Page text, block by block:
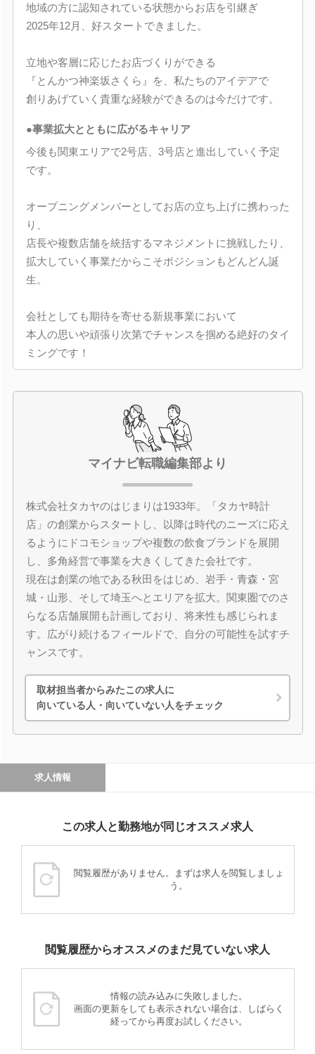
地域の方に認知されている状態からお店を引継ぎ
2025年12月、好スタートできました。
立地や客層に応じたお店づくりができる
『とんかつ神楽坂さくら』を、私たちのアイデアで
創りあげていく貴重な経験ができるのは今だけです。
●事業拡大とともに広がるキャリア
今後も関東エリアで2号店、3号店と進出していく予定
です。
オープニングメンバーとしてお店の立ち上げに携わった
り、
店長や複数店舗を統括するマネジメントに挑戦したり、
拡大していく事業だからこそポジションもどんどん誕
生。
会社としても期待を寄せる新規事業において
本人の思いや頑張り次第でチャンスを掴める絶好のタイ
ミングです！
マイナビ転職編集部より
株式会社タカヤのはじまりは1933年。「タカヤ時計
店」の創業からスタートし、以降は時代のニーズに応え
るようにドコモショップや複数の飲食ブランドを展開
し、多角経営で事業を大きくしてきた会社です。
現在は創業の地である秋田をはじめ、岩手・青森・宮
城・山形、そして埼玉へとエリアを拡大。関東圏でのさ
らなる店舗展開も計画しており、将来性も感じられま
す。広がり続けるフィールドで、自分の可能性を試すチ
ャンスです。
取材担当者からみたこの求人に
向いている人・向いていない人をチェック
求人情報
この求人と勤務地が同じオススメ求人
閲覧履歴がありません。まずは求人を閲覧しましょ
う。
閲覧履歴からオススメのまだ見ていない求人
情報の読み込みに失敗しました。
画面の更新をしても表示されない場合は、しばらく
経ってから再度お試しください。